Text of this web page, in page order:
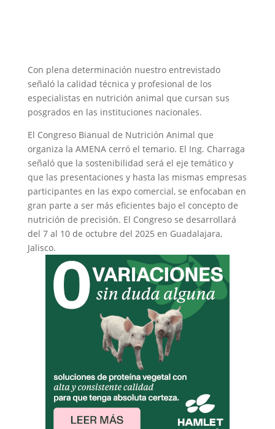
Con plena determinación nuestro entrevistado
señaló la calidad técnica y profesional de los
especialistas en nutrición animal que cursan sus
posgrados en las instituciones nacionales.
El Congreso Bianual de Nutrición Animal que
organiza la AMENA cerró el temario. El Ing. Charraga
señaló que la sostenibilidad será el eje temático y
que las presentaciones y hasta las mismas empresas
participantes en las expo comercial, se enfocaban en
gran parte a ser más eficientes bajo el concepto de
nutrición de precisión. El Congreso se desarrollará
del 7 al 10 de octubre del 2025 en Guadalajara,
Jalisco.